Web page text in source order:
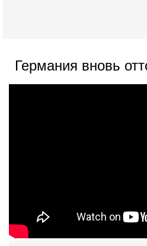
Германия вновь